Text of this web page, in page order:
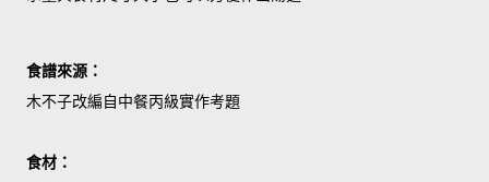
食譜來源：
木不子改編自中餐丙級實作考題
食材：